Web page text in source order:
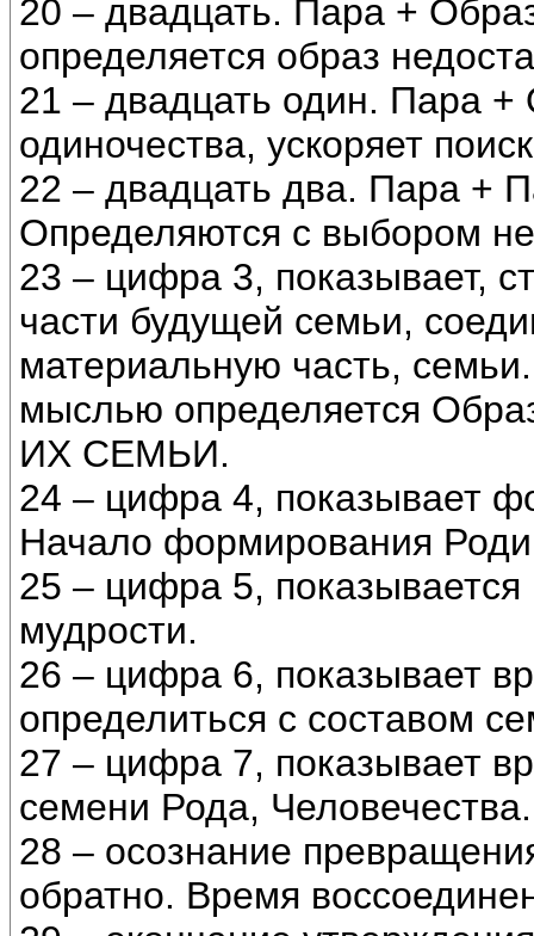
20 – двадцать. Пара +
определяется образ
21 – двадцать один. Пара
одиночества, ускоряет
22 – двадцать два. Пара +
Определяются с выбором
23 – цифра 3, показывает,
части будущей семьи,
материальную часть,
мыслью определяется
ИХ СЕМЬИ.
24 – цифра 4, показывает
Начало формирования
25 – цифра 5,
мудрости.
26 – цифра 6, показывает
определиться с составом
27 – цифра 7, показывает
семени Рода, Человечества.
28 – осознание
обратно. Время